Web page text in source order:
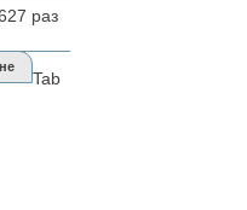
раз
Tab